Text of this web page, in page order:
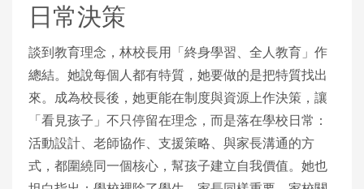
日常決策
談到教育理念，林校長用「終身學習、全人教育」作
總結。她說每個人都有特質，她要做的是把特質找出
來。成為校長後，她更能在制度與資源上作決策，讓
「看見孩子」不只停留在理念，而是落在學校日常：
活動設計、老師協作、支援策略、與家長溝通的方
式，都圍繞同一個核心，幫孩子建立自我價值。她也